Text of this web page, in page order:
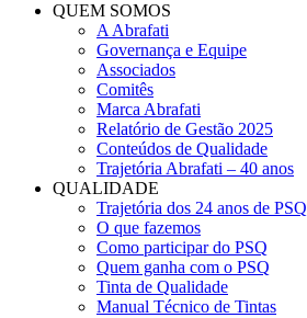
QUEM SOMOS
A Abrafati
Governança e Equipe
Associados
Comitês
Marca Abrafati
Relatório de Gestão 2025
Conteúdos de Qualidade
Trajetória Abrafati – 40 anos
QUALIDADE
Trajetória dos 24 anos de PSQ
O que fazemos
Como participar do PSQ
Quem ganha com o PSQ
Tinta de Qualidade
Manual Técnico de Tintas